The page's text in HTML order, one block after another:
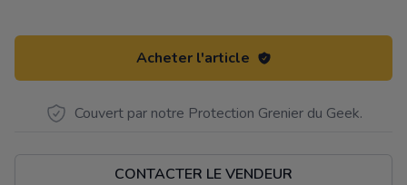
Acheter l'article
Couvert par notre Protection Grenier du Geek.
CONTACTER LE VENDEUR